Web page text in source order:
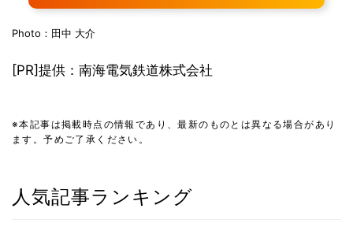
Photo：田中 大介
[PR]提供：南海電気鉄道株式会社
※本記事は掲載時点の情報であり、最新のものとは異なる場合があり
ます。予めご了承ください。
人気記事ランキング